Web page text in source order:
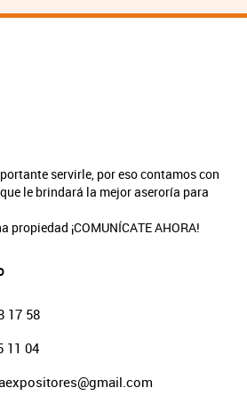
servirle, por eso contamos con
le brindará la mejor aseroría para
propiedad ¡COMUNÍCATE AHORA!
17 58
11 04